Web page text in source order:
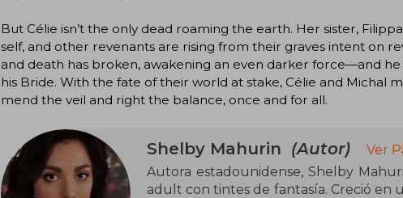
But Célie isn’t the only dead roaming the earth. Her sister,
self, and other revenants are rising from their graves intent on
and death has broken, awakening an even darker force—and
his Bride. With the fate of their world at stake, Célie and Michal
mend the veil and right the balance, once and for all.
Shelby Mahurin (Autor)
Ver
Autora estadounidense, Shelby
adult con tintes de fantasía. Creció en